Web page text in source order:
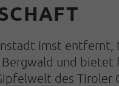
Imst entfernt,
und bietet
des Tiroler